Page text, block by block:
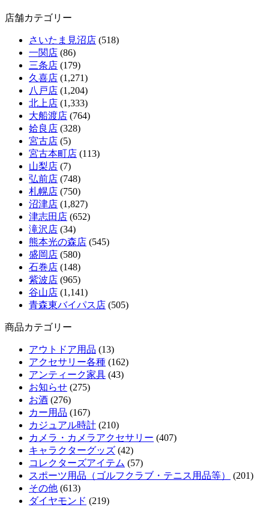
店舗カテゴリー
さいたま見沼店 (518)
一関店 (86)
三条店 (179)
久喜店 (1,271)
八戸店 (1,204)
北上店 (1,333)
大船渡店 (764)
姶良店 (328)
宮古店 (5)
宮古本町店 (113)
山梨店 (7)
弘前店 (748)
札幌店 (750)
沼津店 (1,827)
津志田店 (652)
滝沢店 (34)
熊本光の森店 (545)
盛岡店 (580)
石巻店 (148)
紫波店 (965)
谷山店 (1,141)
青森東バイパス店 (505)
商品カテゴリー
アウトドア用品 (13)
アクセサリー各種 (162)
アンティーク家具 (43)
お知らせ (275)
お酒 (276)
カー用品 (167)
カジュアル時計 (210)
カメラ・カメラアクセサリー (407)
キャラクターグッズ (42)
コレクターズアイテム (57)
スポーツ用品（ゴルフクラブ・テニス用品等）
(201)
その他 (613)
ダイヤモンド (219)